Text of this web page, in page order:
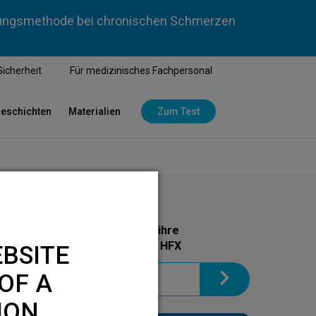
bei chronischen Schmerzen
Für medizinisches Fachpersonal
Materialien Zum Test
Holen Sie sich noch heute ihre
Informationsbroschüre zu HFX
A